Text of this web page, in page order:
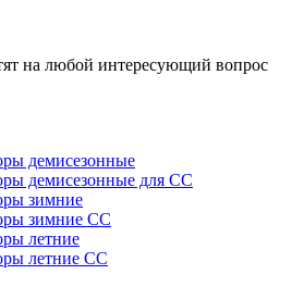
на любой интересующий вопрос
демисезонные
демисезонные для СС
зимние
зимние СС
летние
летние СС